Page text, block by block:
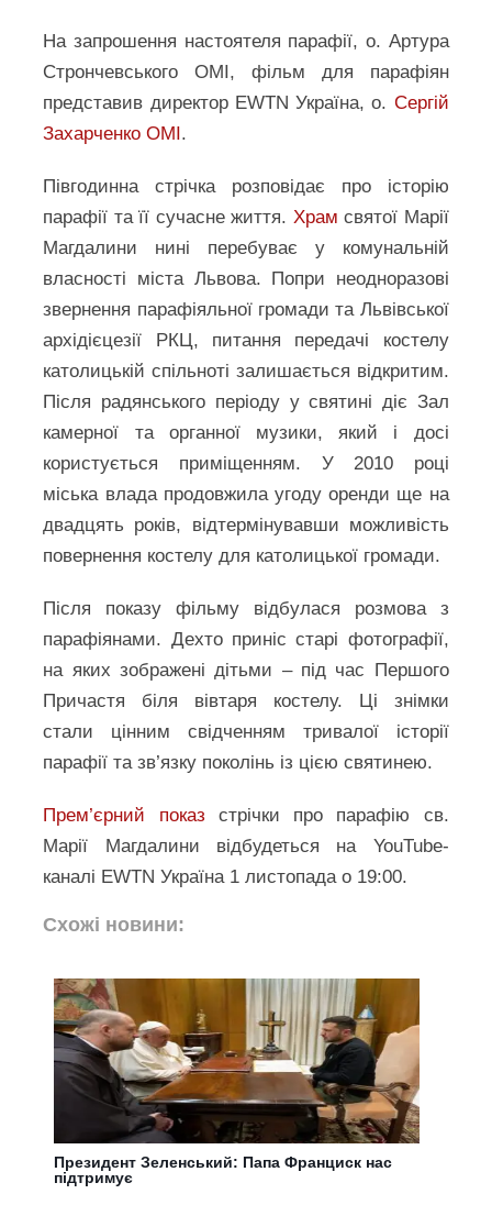
На запрошення настоятеля парафії, о. Артура
Стрончевського OMI, фільм для парафіян
представив директор EWTN Україна, о. Сергій
Захарченко OMI.
Півгодинна стрічка розповідає про історію
парафії та її сучасне життя. Храм святої Марії
Магдалини нині перебуває у комунальній
власності міста Львова. Попри неодноразові
звернення парафіяльної громади та Львівської
архідієцезії РКЦ, питання передачі костелу
католицькій спільноті залишається відкритим.
Після радянського періоду у святині діє Зал
камерної та органної музики, який і досі
користується приміщенням. У 2010 році
міська влада продовжила угоду оренди ще на
двадцять років, відтермінувавши можливість
повернення костелу для католицької громади.
Після показу фільму відбулася розмова з
парафіянами. Дехто приніс старі фотографії,
на яких зображені дітьми – під час Першого
Причастя біля вівтаря костелу. Ці знімки
стали цінним свідченням тривалої історії
парафії та зв’язку поколінь із цією святинею.
Прем’єрний показстрічки про парафію св.
Марії Магдалини відбудеться на YouTube-
каналі EWTN Україна 1 листопада о 19:00.
Схожі новини:
Президент Зеленський: Папа Франциск нас
підтримує